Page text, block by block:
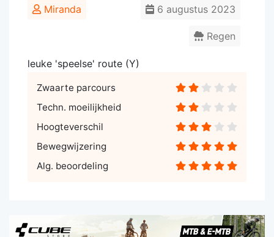
Miranda 6 augustus 2023
Regen
leuke 'speelse' route (Y)
Zwaarte parcours
Techn. moeilijkheid
Hoogteverschil
Bewegwijzering
Alg. beoordeling